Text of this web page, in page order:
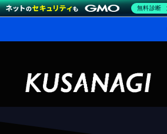
無料診断